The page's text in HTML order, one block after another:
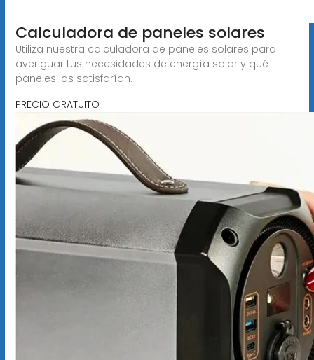
Calculadora de paneles solares
Utiliza nuestra calculadora de paneles solares para
averiguar tus necesidades de energía solar y qué
paneles las satisfarían.
PRECIO GRATUITO